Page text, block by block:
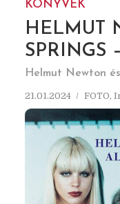
KÖNYVEK
HELMUT
SPRINGS
Helmut Newton
21.01.2024 FOTO,